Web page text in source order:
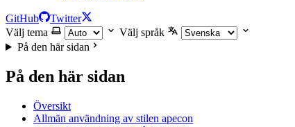
GitHub
Twitter
Välj tema
Välj språk
På den här sidan
På den här sidan
Översikt
Allmän användning av stilen apecon